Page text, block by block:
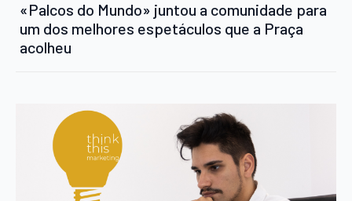
«Palcos do Mundo» juntou a comunidade para
um dos melhores espetáculos que a Praça
acolheu